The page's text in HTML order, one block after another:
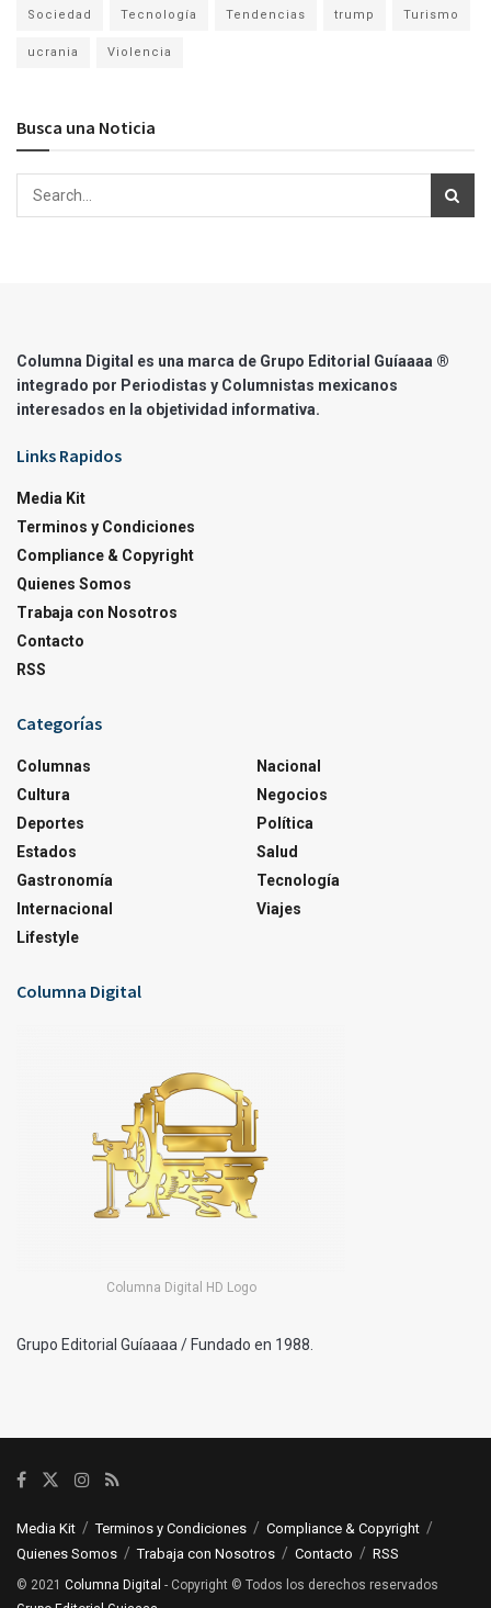
Sociedad Tecnología Tendencias trump Turismo
ucrania Violencia
Busca una Noticia
Columna Digital es una marca de Grupo Editorial Guíaaaa ®
integrado por Periodistas y Columnistas mexicanos
interesados en la objetividad informativa.
Links Rapidos
Media Kit
Terminos y Condiciones
Compliance & Copyright
Quienes Somos
Trabaja con Nosotros
Contacto
RSS
Categorías
Columnas
Cultura
Deportes
Estados
Gastronomía
Internacional
Lifestyle
Nacional
Negocios
Política
Salud
Tecnología
Viajes
Columna Digital
Columna Digital HD Logo
Grupo Editorial Guíaaaa / Fundado en 1988.
Media Kit Terminos y Condiciones
Compliance & Copyright
Quienes Somos
Trabaja con Nosotros Contacto RSS
© 2021 Columna Digital - Copyright © Todos los derechos reservados